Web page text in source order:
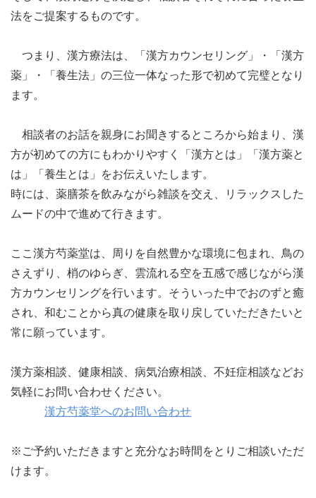
法をご提案するものです。
つまり、漢方療法は、「漢方カウンセリング」・「漢方
薬」・「養生法」の三位一体なった形で初めて完璧となり
ます。
相談者のお話を親身にお聞きするところから始まり、漢
方が初めての方にもわかりやすく「漢方とは」「漢方薬と
は」「養生とは」をお伝えいたします。
時には、薬膳茶を飲みながら雑談を交え、リラックスした
ムードの中で進めて行きます。
ここ漢方芍薬堂は、周りを自然豊かな環境に包まれ、鳥の
さえずり、梢のゆらぎ、雲流れる空を五感で感じながら漢
方カウンセリングを行います。そういった中でおのずと癒
され、和むことから真の健康を取り戻していただきたいと
常に願っています。
漢方薬相談、健康相談、病気治療相談、不妊症相談などお
気軽にお問い合わせください。
漢方芍薬堂へのお問い合わせ
※ご予約いただきますと充分なお時間をとりご相談いただ
けます。